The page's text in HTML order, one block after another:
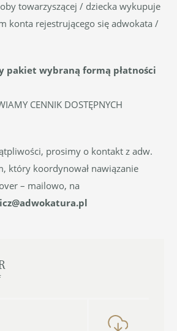
towarzyszącej / dziecka wykupuje
konta rejestrującego się adwokata /
pakiet wybraną formą płatności
CENNIK DOSTĘPNYCH
prosimy o kontakt z adw.
który koordynował nawiązanie
– mailowo, na